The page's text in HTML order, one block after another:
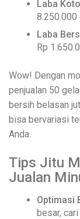
Laba
8.250.000
Laba
Rp
Wow! Dengan
penjualan 50
bersih belasan
bisa bervariasi
Anda.
Tips Jitu
Jualan
Optimasi
besar,